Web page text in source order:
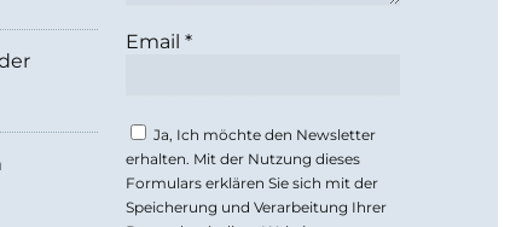
Email*
Ja, Ich möchte den Newsletter
erhalten. Mit der Nutzung dieses
Formulars erklären Sie sich mit der
Speicherung und Verarbeitung Ihrer